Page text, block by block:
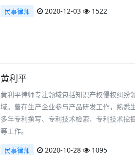
民事律师 2020-12-03 1522
黄利平
黄利平律师专注领域包括知识产权侵权纠纷
域。曾在生产企业参与产品研发工作，熟悉
多年专利撰写、专利技术检索、专利技术挖
等工作。
民事律师 2020-10-28 1095